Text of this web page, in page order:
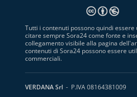
Tutti i contenuti possono quindi essere
citare sempre Sora24 come fonte e
collegamento visibile alla pagina
contenuti di Sora24 possono essere
commerciali.
VERDANA Srl - P.IVA 08164381009